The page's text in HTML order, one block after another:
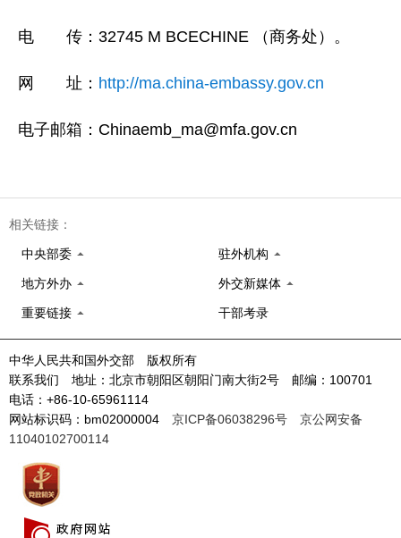
电 传：32745 M BCECHINE （商务处）。
网 址： http://ma.china-embassy.gov.cn
电子邮箱：Chinaemb_ma@mfa.gov.cn
相关链接：
中央部委 驻外机构
地方外办 外交新媒体
重要链接 干部考录
中华人民共和国外交部 版权所有
联系我们 地址：北京市朝阳区朝阳门南大街2号 邮编：100701
电话：+86-10-65961114
网站标识码：bm02000004 京ICP备06038296号
京公网安备
11040102700114